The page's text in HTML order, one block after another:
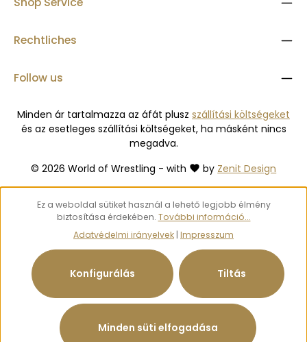
Rechtliches
Follow us
© 2026 World of Wrestling - with by Zenit Design
Minden ár tartalmazza az áfát plusz szállítási költségeket
és az esetleges szállítási költségeket, ha másként nincs
megadva.
Ez a weboldal sütiket használ a lehető legjobb élmény
biztosítása érdekében. További információ...
Adatvédelmi irányelvek | Impresszum
Tiltás
Konfigurálás
Minden süti elfogadása